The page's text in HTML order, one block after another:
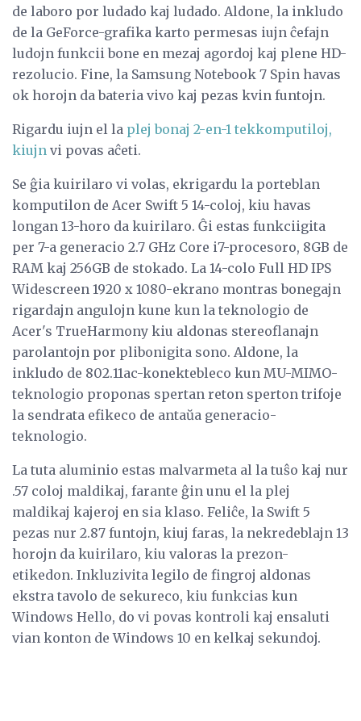
de laboro por ludado kaj ludado. Aldone, la inkludo
de la GeForce-grafika karto permesas iujn ĉefajn
ludojn funkcii bone en mezaj agordoj kaj plene HD-
rezolucio. Fine, la Samsung Notebook 7 Spin havas
ok horojn da bateria vivo kaj pezas kvin funtojn.
Rigardu iujn el la plej bonaj 2-en-1 tekkomputiloj,
kiujn vi povas aĉeti.
Se ĝia kuirilaro vi volas, ekrigardu la porteblan
komputilon de Acer Swift 5 14-coloj, kiu havas
longan 13-horo da kuirilaro. Ĝi estas funkciigita
per 7-a generacio 2.7 GHz Core i7-procesoro, 8GB de
RAM kaj 256GB de stokado. La 14-colo Full HD IPS
Widescreen 1920 x 1080-ekrano montras bonegajn
rigardajn angulojn kune kun la teknologio de
Acer's TrueHarmony kiu aldonas stereoflanajn
parolantojn por plibonigita sono. Aldone, la
inkludo de 802.11ac-konektebleco kun MU-MIMO-
teknologio proponas spertan reton sperton trifoje
la sendrata efikeco de antaŭa generacio-
teknologio.
La tuta aluminio estas malvarmeta al la tuŝo kaj nur
.57 coloj maldikaj, farante ĝin unu el la plej
maldikaj kajeroj en sia klaso. Feliĉe, la Swift 5
pezas nur 2.87 funtojn, kiuj faras, la nekredeblajn 13
horojn da kuirilaro, kiu valoras la prezon-
etikedon. Inkluzivita legilo de fingroj aldonas
ekstra tavolo de sekureco, kiu funkcias kun
Windows Hello, do vi povas kontroli kaj ensaluti
vian konton de Windows 10 en kelkaj sekundoj.